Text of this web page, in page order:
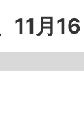
11月